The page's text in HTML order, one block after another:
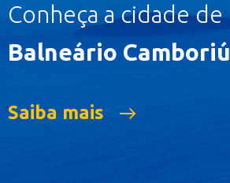
Conheça a cidade de
Balneário Camboriú
Saiba mais